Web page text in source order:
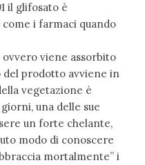
il glifosato è
i farmaci quando
ovvero viene assorbito
del prodotto avviene in
vegetazione è
una delle sue
un forte chelante,
modo di conoscere
mortalmente” i